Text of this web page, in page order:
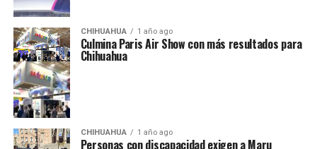
CHIHUAHUA 1 año ago
Culmina Paris Air Show con más resultados para
Chihuahua
CHIHUAHUA 1 año ago
Personas con discapacidad exigen a Maru